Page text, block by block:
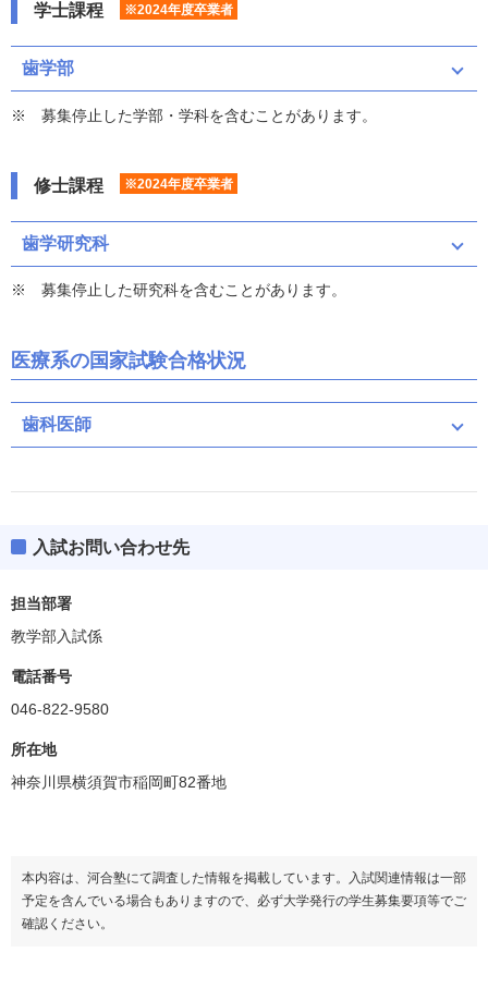
学士課程 ※2024年度卒業者
歯学部
募集停止した学部・学科を含むことがあります。
修士課程 ※2024年度卒業者
歯学研究科
募集停止した研究科を含むことがあります。
医療系の国家試験合格状況
歯科医師
入試お問い合わせ先
担当部署
教学部入試係
電話番号
046-822-9580
所在地
神奈川県横須賀市稲岡町82番地
本内容は、河合塾にて調査した情報を掲載しています。入試関連情報は一部
予定を含んでいる場合もありますので、必ず大学発行の学生募集要項等でご
確認ください。